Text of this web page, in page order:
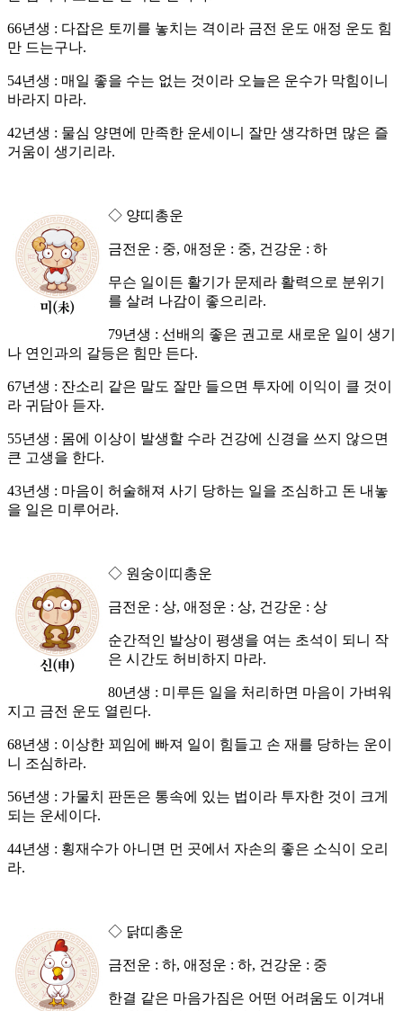
66년생 : 다잡은 토끼를 놓치는 격이라 금전 운도 애정 운도 힘
만 드는구나.
54년생 : 매일 좋을 수는 없는 것이라 오늘은 운수가 막힘이니
바라지 마라.
42년생 : 물심 양면에 만족한 운세이니 잘만 생각하면 많은 즐
거움이 생기리라.
◇ 양띠총운
금전운 : 중, 애정운 : 중, 건강운 : 하
무슨 일이든 활기가 문제라 활력으로 분위기
를 살려 나감이 좋으리라.
79년생 : 선배의 좋은 권고로 새로운 일이 생기
나 연인과의 갈등은 힘만 든다.
67년생 : 잔소리 같은 말도 잘만 들으면 투자에 이익이 클 것이
라 귀담아 듣자.
55년생 : 몸에 이상이 발생할 수라 건강에 신경을 쓰지 않으면
큰 고생을 한다.
43년생 : 마음이 허술해져 사기 당하는 일을 조심하고 돈 내놓
을 일은 미루어라.
◇ 원숭이띠총운
금전운 : 상, 애정운 : 상, 건강운 : 상
순간적인 발상이 평생을 여는 초석이 되니 작
은 시간도 허비하지 마라.
80년생 : 미루든 일을 처리하면 마음이 가벼워
지고 금전 운도 열린다.
68년생 : 이상한 꾀임에 빠져 일이 힘들고 손 재를 당하는 운이
니 조심하라.
56년생 : 가물치 판돈은 통속에 있는 법이라 투자한 것이 크게
되는 운세이다.
44년생 : 횡재수가 아니면 먼 곳에서 자손의 좋은 소식이 오리
라.
◇ 닭띠총운
금전운 : 하, 애정운 : 하, 건강운 : 중
한결 같은 마음가짐은 어떤 어려움도 이겨내